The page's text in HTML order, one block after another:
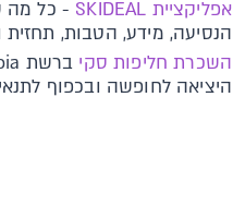
א​פליקציית SKIDEAL​​
- כל מה
הנסיעה, מידע, הטבות, תחזית
השכרת חליפות סקי
היציאה לחופשה ובכפוף